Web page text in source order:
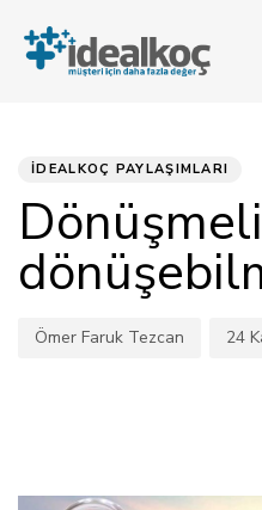
atla
gezinme
bölümüne
atlaİDEALKOÇ PAYLAŞIMLARI
Ömer Faruk Tezcan 24